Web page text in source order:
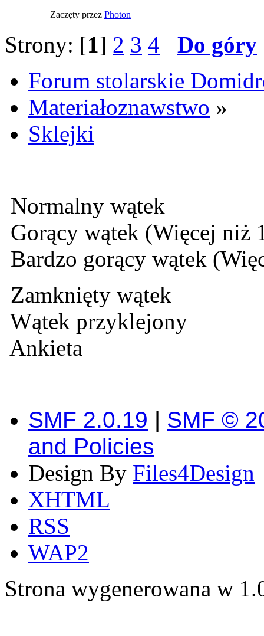
Zaczęty przez Photon
Strony: [1] 2 3 4
Do góry
Forum stolarskie
Materiałoznawstwo »
Sklejki
Normalny wątek
Gorący wątek (Więcej niż
Bardzo gorący wątek
Zamknięty wątek
Wątek przyklejony
Ankieta
SMF 2.0.19 | SMF ©
and Policies
Design By Files4Design
XHTML
RSS
WAP2
Strona wygenerowana w